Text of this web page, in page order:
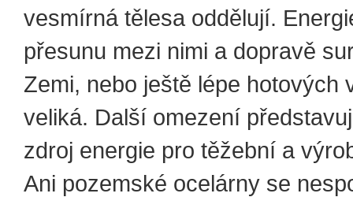
vesmírná tělesa oddělují.
přesunu mezi nimi a dopravě
Zemi, nebo ještě lépe hotových
veliká. Další omezení
zdroj energie pro těžební a
Ani pozemské ocelárny se